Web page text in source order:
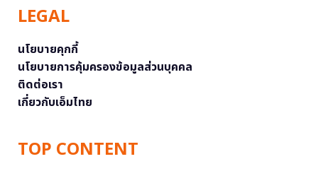
LEGAL
นโยบายคุกกี้
นโยบายการคุ้มครองข้อมูลส่วนบุคคล
ติดต่อเรา
เกี่ยวกับเอ็มไทย
TOP CONTENT